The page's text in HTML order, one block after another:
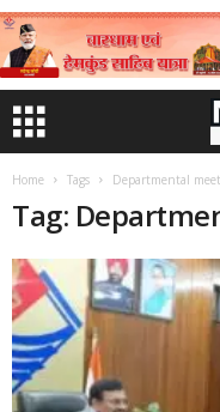
Home Tags Departmental
Tag: